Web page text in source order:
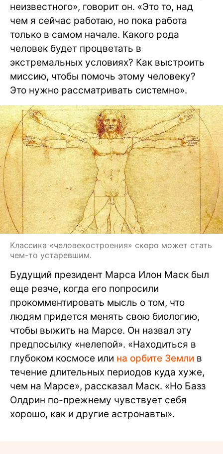
неизвестного», говорит он. «Это то, над
чем я сейчас работаю, но пока работа
только в самом начале. Какого рода
человек будет процветать в
экстремальных условиях? Как выстроить
миссию, чтобы помочь этому человеку?
Это нужно рассматривать системно».
Классика «человекостроения» скоро может стать
чем-то устаревшим.
Будущий президент Марса Илон Маск был
еще резче, когда его попросили
прокомментировать мысль о том, что
людям придется менять свою биологию,
чтобы выжить на Марсе. Он назвал эту
предпосылку «нелепой». «Находиться в
глубоком космосе или на орбите Земли в
течение длительных периодов куда хуже,
чем на Марсе», рассказал Маск. «Но Базз
Олдрин по-прежнему чувствует себя
хорошо, как и другие астронавты».